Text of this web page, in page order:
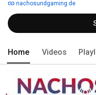
nachosundgaming.de
Home Videos